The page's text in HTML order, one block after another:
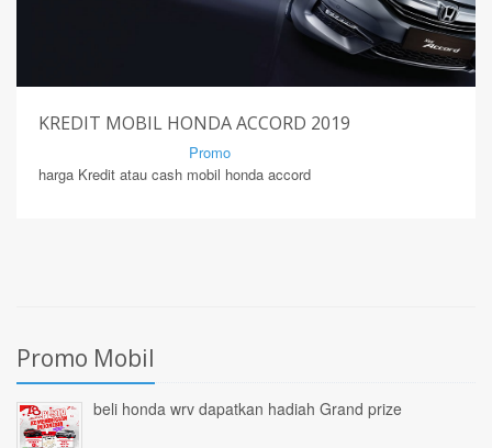
KREDIT MOBIL HONDA ACCORD 2019
Promo
harga Kredit atau cash mobil honda accord
Promo Mobil
beli honda wrv dapatkan hadiah Grand prize